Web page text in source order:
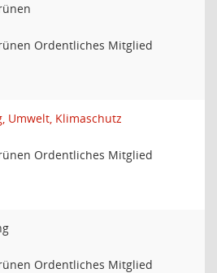
Ordentliches Mitglied
Umwelt, Klimaschutz
Ordentliches Mitglied
Ordentliches Mitglied